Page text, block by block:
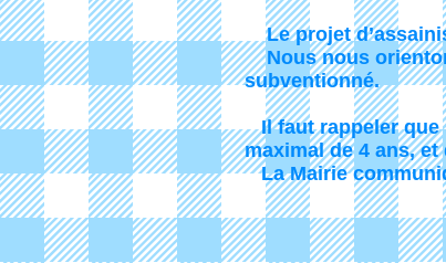
Le projet
Nous nous
subventionné.
Il faut rappeler que
maximal de 4 ans,
La Mairie